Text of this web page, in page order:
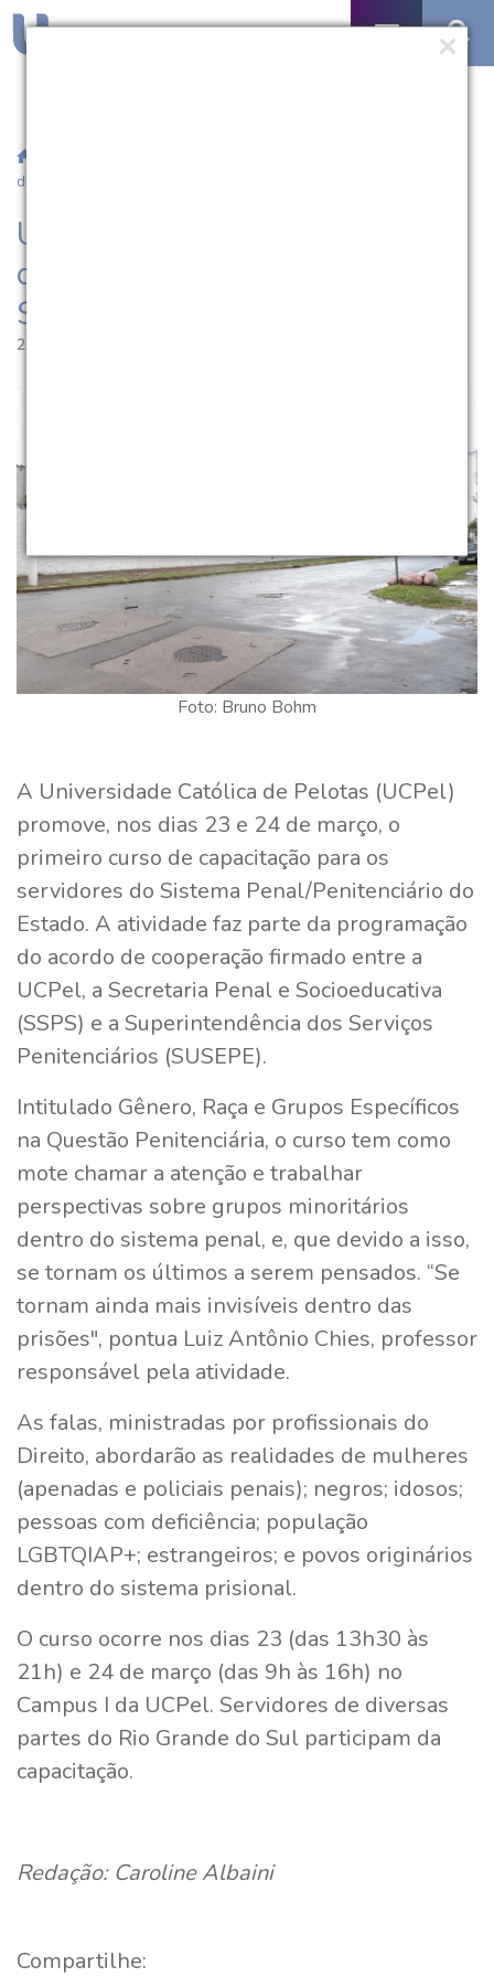
do Sistema Penal do Estado
UCPel promove curso de
capacitação a servidores do
Sistema Penal do Estado
21.03.2023 | 17:10
Foto: Bruno Bohm
A Universidade Católica de Pelotas (UCPel)
promove, nos dias 23 e 24 de março, o
primeiro curso de capacitação para os
servidores do Sistema Penal/Penitenciário do
Estado. A atividade faz parte da programação
do acordo de cooperação firmado entre a
UCPel, a Secretaria Penal e Socioeducativa
(SSPS) e a Superintendência dos Serviços
Penitenciários (SUSEPE).
Intitulado Gênero, Raça e Grupos Específicos
na Questão Penitenciária, o curso tem como
mote chamar a atenção e trabalhar
perspectivas sobre grupos minoritários
dentro do sistema penal, e, que devido a isso,
se tornam os últimos a serem pensados. “Se
tornam ainda mais invisíveis dentro das
prisões", pontua Luiz Antônio Chies, professor
responsável pela atividade.
As falas, ministradas por profissionais do
Direito, abordarão as realidades de mulheres
(apenadas e policiais penais); negros; idosos;
pessoas com deficiência; população
LGBTQIAP+; estrangeiros; e povos originários
dentro do sistema prisional.
O curso ocorre nos dias 23 (das 13h30 às
21h) e 24 de março (das 9h às 16h) no
Campus I da UCPel. Servidores de diversas
partes do Rio Grande do Sul participam da
capacitação.
Redação: Caroline Albaini
Compartilhe: